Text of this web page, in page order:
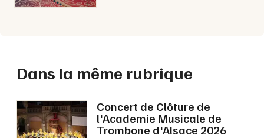
Dans la même rubrique
Concert de Clôture de
l'Academie Musicale de
Trombone d'Alsace 2026